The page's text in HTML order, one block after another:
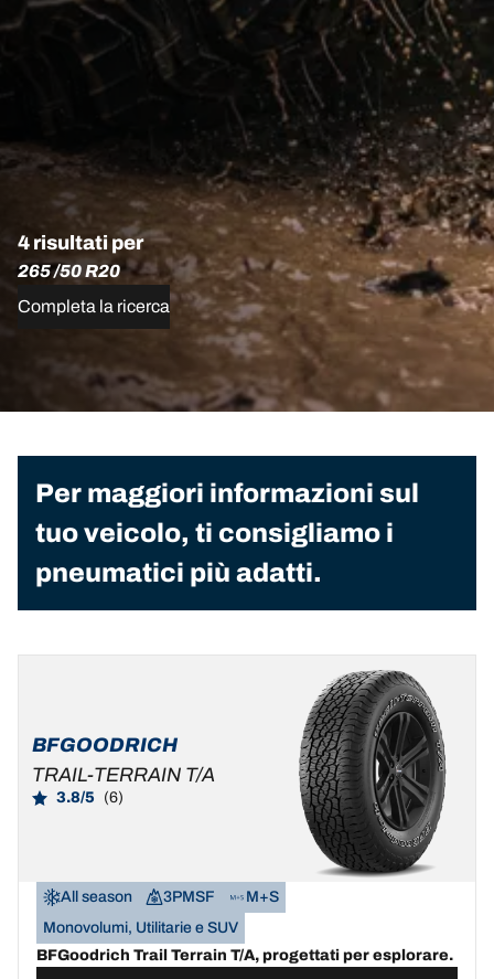
4 risultati per
265 /50 R20
Completa la ricerca
Per maggiori informazioni sul
tuo veicolo, ti consigliamo i
pneumatici più adatti.
BFGOODRICH
TRAIL-TERRAIN T/A
3.8/5 (6)
All season 3PMSF
M+S
Monovolumi, Utilitarie e SUV
BFGoodrich Trail Terrain T/A, progettati per esplorare.